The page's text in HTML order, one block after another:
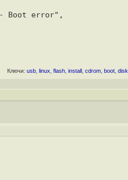
- Boot error",
Ключи: usb linux flash install cdrom boot disk